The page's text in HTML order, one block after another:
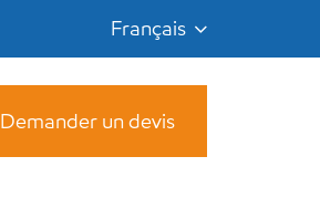
Français
Demander un devis